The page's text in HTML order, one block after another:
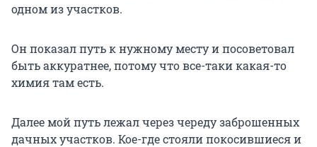
одном из участков.
Он показал путь к нужному месту и посоветовал
быть аккуратнее, потому что все-таки какая-то
химия там есть.
Далее мой путь лежал через череду заброшенных
дачных участков. Кое-где стояли покосившиеся и